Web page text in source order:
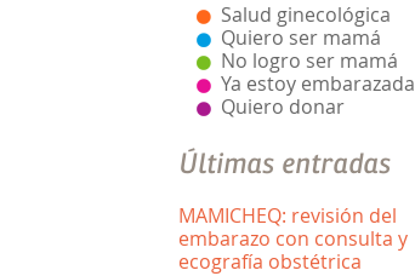
Salud ginecológica
Quiero ser mamá
No logro ser mamá
Ya estoy embarazada
Quiero donar
Últimas entradas
MAMICHEQ: revisión del
embarazo con consulta y
ecografía obstétrica